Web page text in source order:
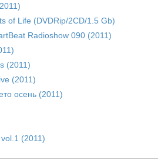
of Life (DVDRip/2CD/1.5 Gb)
Radioshow 090 (2011)
(2011)
(2011)
осень (2011)
(2011)